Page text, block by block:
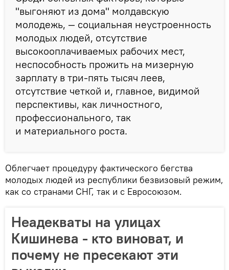
"выгоняют из дома" молдавскую
молодежь, — социальная неустроенность
молодых людей, отсутствие
высокооплачиваемых рабочих мест,
неспособность прожить на мизерную
зарплату в три-пять тысяч леев,
отсутствие четкой и, главное, видимой
перспективы, как личностного,
профессионального, так
и материального роста.
Облегчает процедуру фактического бегства
молодых людей из республики безвизовый режим,
как со странами СНГ, так и с Евросоюзом.
Неадекваты на улицах
Кишинева - кто виноват, и
почему не пресекают эти